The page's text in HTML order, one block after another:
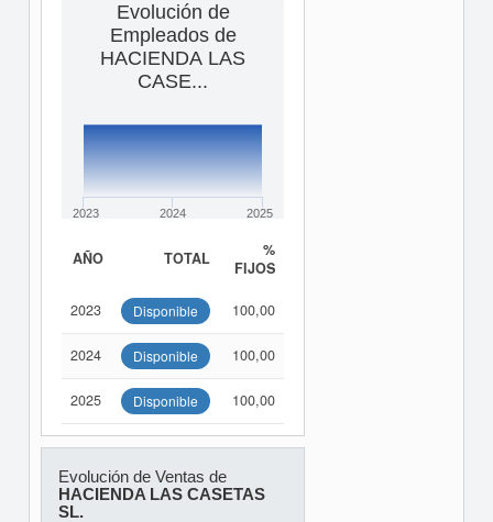
Evolución de
Empleados de
HACIENDA LAS
CASE...
2023 2024 2025
AÑO TOTAL
%
FIJOS
2023 Disponible 100,00
2024 Disponible 100,00
2025 Disponible 100,00
Evolución de Ventas de
HACIENDA LAS CASETAS
SL.